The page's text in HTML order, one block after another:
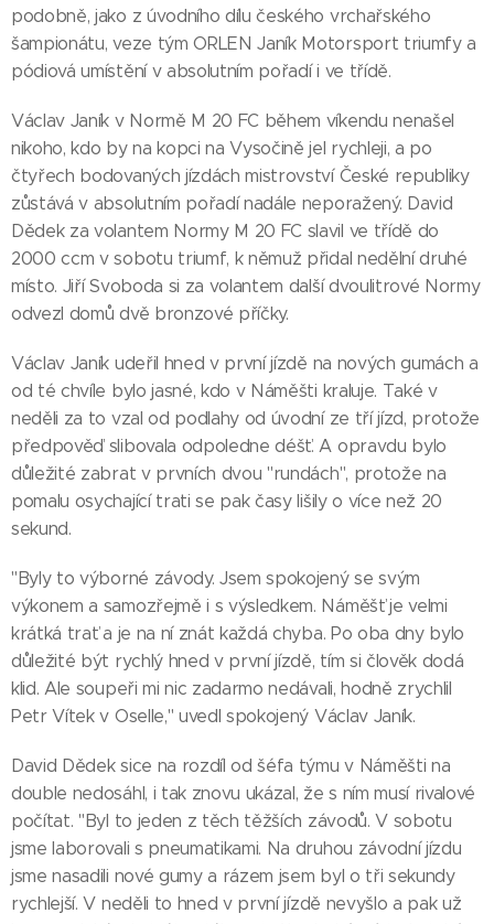
podobně, jako z úvodního dílu českého vrchařského
šampionátu, veze tým ORLEN Janík Motorsport triumfy a
pódiová umístění v absolutním pořadí i ve třídě.
Václav Janík v Normě M 20 FC během víkendu nenašel
nikoho, kdo by na kopci na Vysočině jel rychleji, a po
čtyřech bodovaných jízdách mistrovství České republiky
zůstává v absolutním pořadí nadále neporažený. David
Dědek za volantem Normy M 20 FC slavil ve třídě do
2000 ccm v sobotu triumf, k němuž přidal nedělní druhé
místo. Jiří Svoboda si za volantem další dvoulitrové Normy
odvezl domů dvě bronzové příčky.
Václav Janík udeřil hned v první jízdě na nových gumách a
od té chvíle bylo jasné, kdo v Náměšti kraluje. Také v
neděli za to vzal od podlahy od úvodní ze tří jízd, protože
předpověď slibovala odpoledne déšť. A opravdu bylo
důležité zabrat v prvních dvou "rundách", protože na
pomalu osychající trati se pak časy lišily o více než 20
sekund.
"Byly to výborné závody. Jsem spokojený se svým
výkonem a samozřejmě i s výsledkem. Náměšť je velmi
krátká trať a je na ní znát každá chyba. Po oba dny bylo
důležité být rychlý hned v první jízdě, tím si člověk dodá
klid. Ale soupeři mi nic zadarmo nedávali, hodně zrychlil
Petr Vítek v Oselle," uvedl spokojený Václav Janík.
David Dědek sice na rozdíl od šéfa týmu v Náměšti na
double nedosáhl, i tak znovu ukázal, že s ním musí rivalové
počítat. "Byl to jeden z těch těžších závodů. V sobotu
jsme laborovali s pneumatikami. Na druhou závodní jízdu
jsme nasadili nové gumy a rázem jsem byl o tři sekundy
rychlejší. V neděli to hned v první jízdě nevyšlo a pak už